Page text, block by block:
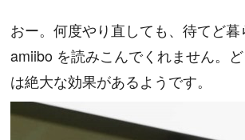
おー。何度やり直しても、待てど暮
amiibo を読みこんでくれません。
は絶大な効果があるようです。